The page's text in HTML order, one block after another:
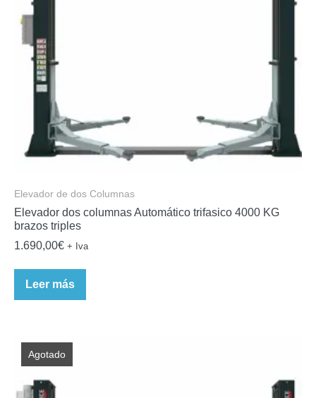
Elevador de dos Columnas
Elevador dos columnas Automático trifasico 4000 KG
brazos triples
1.690,00€ + Iva
Leer más
Agotado